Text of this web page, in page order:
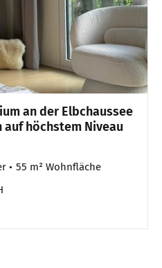
an der Elbchaussee
auf höchstem Niveau
55 m² Wohnfläche